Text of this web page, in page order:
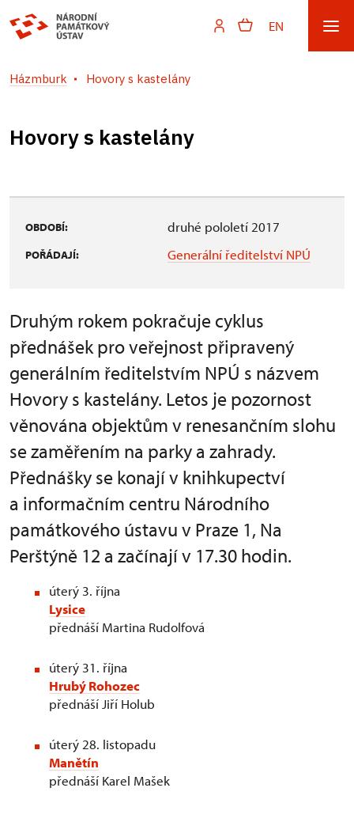
EN
Házmburk Hovory s kastelány
Hovory s kastelány
OBDOBÍ: druhé pololetí 2017
POŘÁDAJÍ: Generální ředitelství NPÚ
Druhým rokem pokračuje cyklus
přednášek pro veřejnost připravený
generálním ředitelstvím NPÚ s názvem
Hovory s kastelány. Letos je pozornost
věnována objektům v renesančním slohu
se zaměřením na parky a zahrady.
Přednášky se konají v knihkupectví
a informačním centru Národního
památkového ústavu v Praze 1, Na
Perštýně 12 a začínají v 17.30 hodin.
úterý 3. října
Lysice
přednáší Martina Rudolfová
úterý 31. října
Hrubý Rohozec
přednáší Jiří Holub
úterý 28. listopadu
Manětín
přednáší Karel Mašek